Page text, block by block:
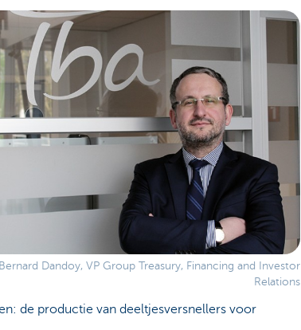
Bernard Dandoy, VP Group Treasury, Financing and Investor
Relations
de productie van deeltjesversnellers voor